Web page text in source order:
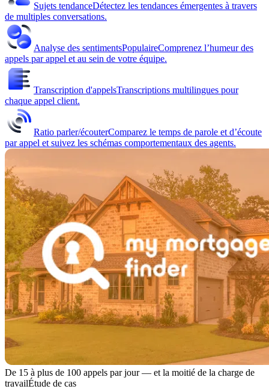
Sujets tendanceDétectez les tendances émergentes à travers
de multiples conversations.
Analyse des sentimentsPopulaireComprenez l’humeur des
appels par appel et au sein de votre équipe.
Transcription d'appelsTranscriptions multilingues pour
chaque appel client.
Ratio parler/écouterComparez le temps de parole et d’écoute
par appel et suivez les schémas comportementaux des agents.
De 15 à plus de 100 appels par jour — et la moitié de la charge de
travailÉtude de cas